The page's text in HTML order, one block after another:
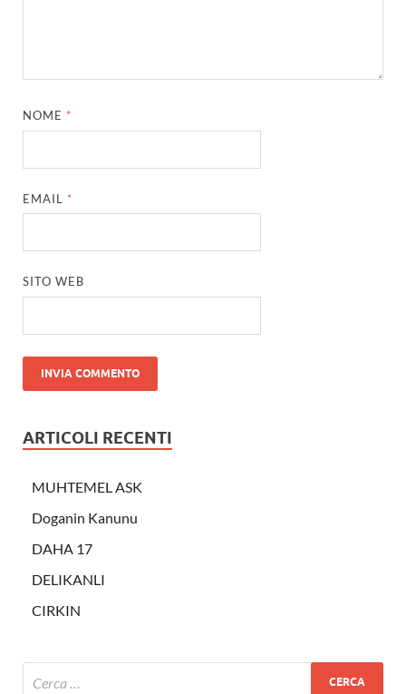
NOME *
EMAIL *
SITO WEB
ARTICOLI RECENTI
MUHTEMEL ASK
Doganin Kanunu
DAHA 17
DELIKANLI
CIRKIN